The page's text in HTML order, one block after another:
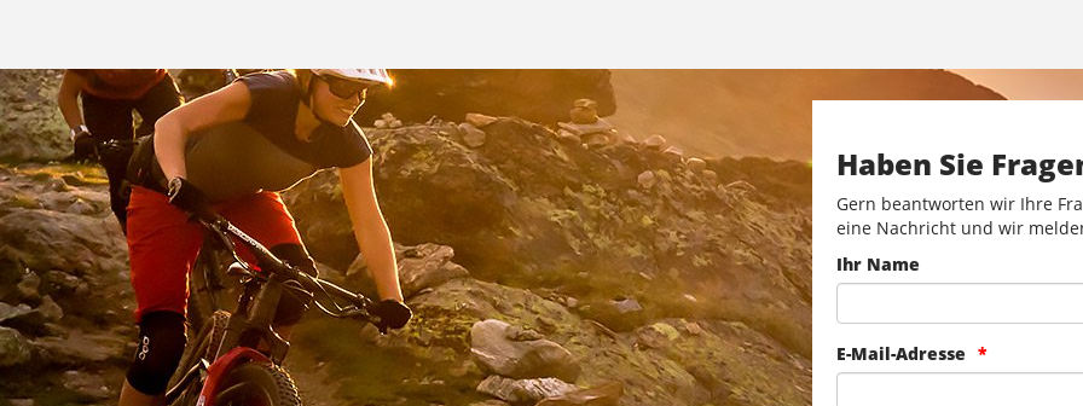
Haben Sie
Gern beantworten wir Ihre
eine Nachricht und wir
Ihr Name
E-Mail-Adresse